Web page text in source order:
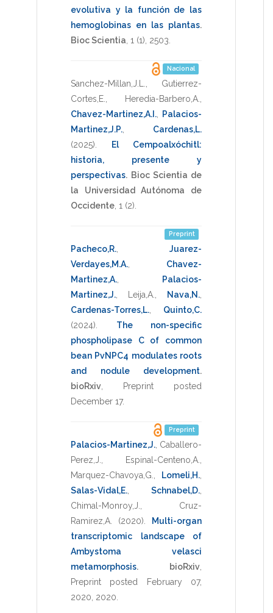
evolutiva y la función de las
hemoglobinas en las plantas.
Bioc Scientia 1 (1), 2503
Nacional
Sanchez-Millan,J.L.
Gutierrez-
Cortes,E.
Heredia-Barbero,A.
Chavez-Martinez,A.I.
Palacios-
Martinez,J.P.
Cardenas,L.
(2025)
El Cempoalxóchitl:
historia, presente y
perspectivas. Bioc Scientia de
la Universidad Autónoma de
Occidente 1 (2).
Preprint
Pacheco,R.
Juarez-
Verdayes,M.A.
Chavez-
Martinez,A.
Palacios-
Martinez,J.
Leija,A. Nava,N.
Cardenas-Torres,L.
Quinto,C.
(2024)
The non-specific
phospholipase C of common
bean PvNPC4 modulates roots
and nodule development.
bioRxiv
Preprint posted
December 17.
Preprint
Palacios-Martinez,J. Caballero-
Perez,J.
Espinal-Centeno,A.
Marquez-Chavoya,G.
Lomeli,H.
Salas-Vidal,E.
Schnabel,D.
Chimal-Monroy,J.
Cruz-
Ramirez,A.
(2020)
Multi-organ
transcriptomic landscape of
Ambystoma velasci
metamorphosis. bioRxiv
Preprint posted February 07,
2020 2020